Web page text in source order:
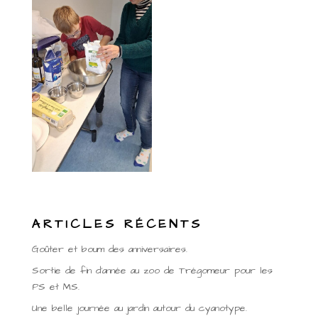
ARTICLES RÉCENTS
Goûter et boum des anniversaires.
Sortie de fin d’année au zoo de Trégomeur pour les
PS et MS.
Une belle journée au jardin autour du cyanotype.